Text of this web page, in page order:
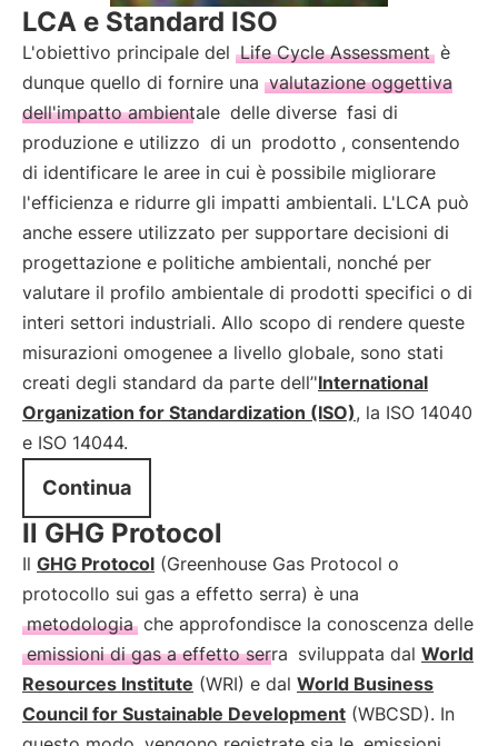
LCA e Standard ISO
L'obiettivo principale del Life Cycle Assessment è
dunque quello di fornire una valutazione oggettiva
dell'impatto ambientale delle diverse fasi di
produzione e utilizzo di un prodotto , consentendo
di identificare le aree in cui è possibile migliorare
l'efficienza e ridurre gli impatti ambientali. L'LCA può
anche essere utilizzato per supportare decisioni di
progettazione e politiche ambientali, nonché per
valutare il profilo ambientale di prodotti specifici o di
interi settori industriali. Allo scopo di rendere queste
misurazioni omogenee a livello globale, sono stati
creati degli standard da parte dell’'International
Organization for Standardization (ISO), la ISO 14040
e ISO 14044.
Continua
Il GHG Protocol
Il GHG Protocol (Greenhouse Gas Protocol o
protocollo sui gas a effetto serra) è una
metodologia che approfondisce la conoscenza delle
emissioni di gas a effetto serra sviluppata dal World
Resources Institute (WRI) e dal World Business
Council for Sustainable Development (WBCSD). In